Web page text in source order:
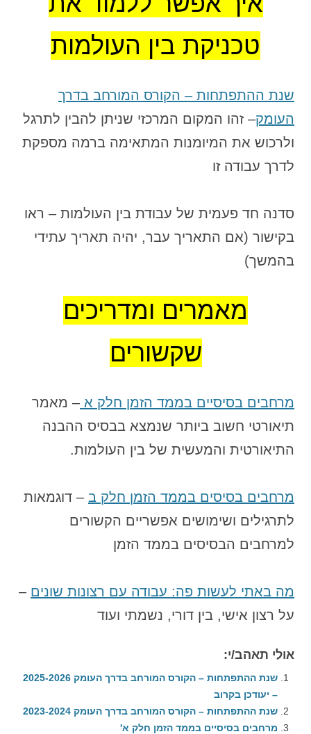
טכניקת בין העולמות
שנת ההתפתחות – הקורס המורחב בדרך
העומק– זהו המקום המרכזי שניתן להבין לתרגל
ולרכוש את המיומנות המתאימה ברמה מספקת
לדרך עבודה זו
סדנה חד פעמית של עבודת בין העולמות – ראו
בקישור (אם התאריך עבר, יהיה תאריך עתידי
בהמשך)
מאמרים ומדריכים
שקשורים
מרחבים בסיסיים בממד הזמן חלק א – מאמר
תיאורטי חשוב ביותר שנמצא בבסיס ההבנה
התיאורטית והמעשית של בין העולמות.
מרחבים בסיסים בממד הזמן חלק ב – דוגמאות
לתרגילים ושימושים אפשריים הקשורים
למרחבים הבסיסים בממד הזמן
מה באתי לעשות פה: עבודה עם רצונות שונים –
על רצון אישי, בין דורי, נשמתי ועוד
אולי תאהב/י:
שנת ההתפתחות – הקורס המורחב בדרך העומק 2025-2026
– יעודכן בקרוב
שנת ההתפתחות – הקורס המורחב בדרך העומק 2023-2024
מרחבים בסיסיים בממד הזמן חלק א'